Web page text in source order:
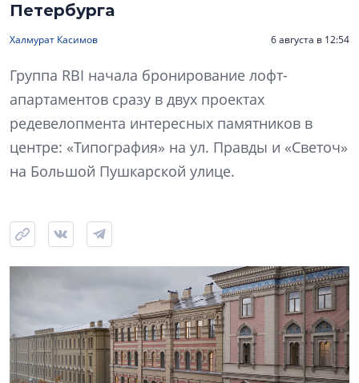
Петербурга
Халмурат Касимов 6 августа в 12:54
Группа RBI начала бронирование лофт-
апартаментов сразу в двух проектах
редевелопмента интересных памятников в
центре: «Типография» на ул. Правды и «Светоч»
на Большой Пушкарской улице.